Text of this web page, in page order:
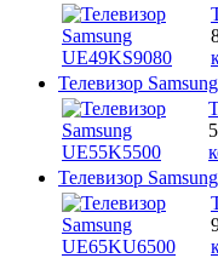
Телевизор
Телевизор